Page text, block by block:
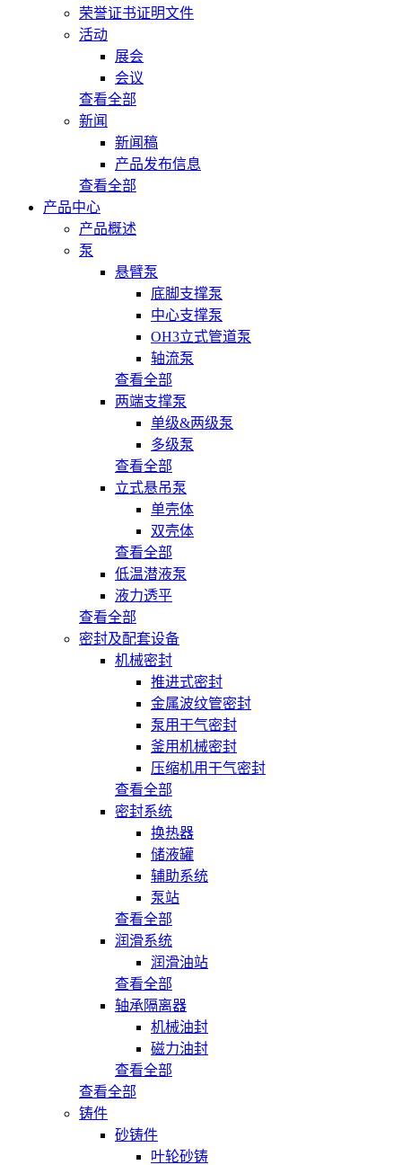
荣誉证书证明文件
活动
展会
会议
查看全部
新闻
新闻稿
产品发布信息
查看全部
产品中心
产品概述
泵
悬臂泵
底脚支撑泵
中心支撑泵
OH3立式管道泵
轴流泵
查看全部
两端支撑泵
单级&两级泵
多级泵
查看全部
立式悬吊泵
单壳体
双壳体
查看全部
低温潜液泵
液力透平
查看全部
密封及配套设备
机械密封
推进式密封
金属波纹管密封
泵用干气密封
釜用机械密封
压缩机用干气密封
查看全部
密封系统
换热器
储液罐
辅助系统
泵站
查看全部
润滑系统
润滑油站
查看全部
轴承隔离器
机械油封
磁力油封
查看全部
查看全部
铸件
砂铸件
叶轮砂铸